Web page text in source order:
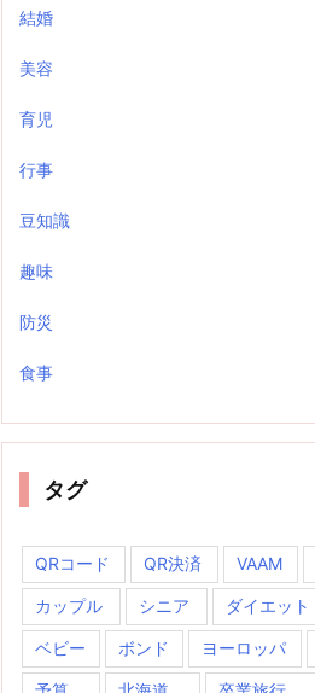
結婚
美容
育児
行事
豆知識
趣味
防災
食事
タグ
QRコード QR決済 VAAM
カップル シニア ダイエット
ベビー ボンド ヨーロッパ